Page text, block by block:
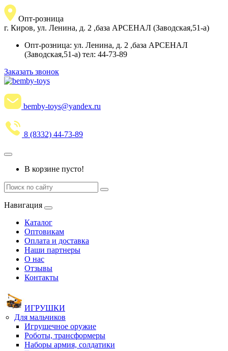
Опт-розница
г. Киров, ул. Ленина, д. 2 ,база АРСЕНАЛ (Заводская,51-а)
Опт-розница: ул. Ленина, д. 2 ,база АРСЕНАЛ
(Заводская,51-а) тел: 44-73-89
Заказать звонок
bemby-toys@yandex.ru
8 (8332) 44-73-89
В корзине пусто!
Навигация
Каталог
Оптовикам
Оплата и доставка
Наши партнеры
О нас
Отзывы
Контакты
ИГРУШКИ
Для мальчиков
Игрушечное оружие
Роботы, трансформеры
Наборы армия, солдатики